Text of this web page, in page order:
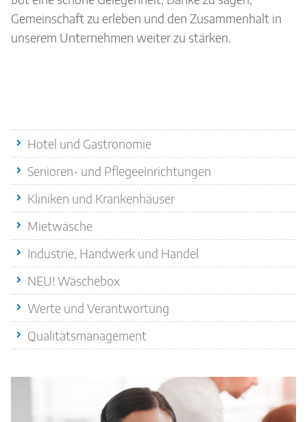
Gemeinschaft zu erleben und den Zusammenhalt in
unserem Unternehmen weiter zu stärken.
Quicklinks
Hotel und Gastronomie
Senioren- und Pflegeeinrichtungen
Kliniken und Krankenhäuser
Mietwäsche
Industrie, Handwerk und Handel
NEU! Wäschebox
Werte und Verantwortung
Qualitätsmanagement